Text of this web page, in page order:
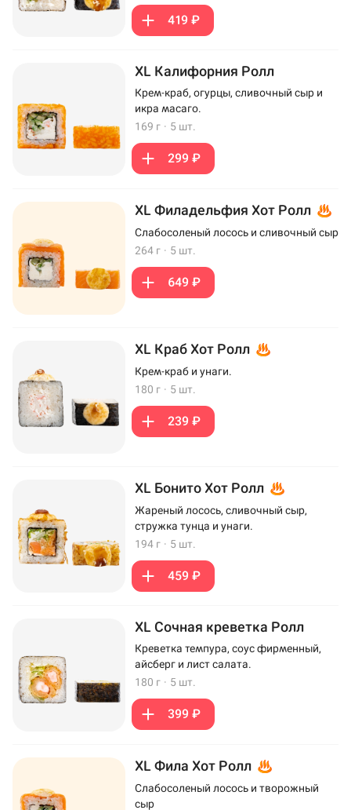
419 ₽
XL Калифорния Ролл
Крем-краб, огурцы, сливочный сыр и
икра масаго.
169 г · 5 шт.
299 ₽
XL Филадельфия Хот Ролл
Слабосоленый лосось и сливочный сыр
264 г · 5 шт.
649 ₽
XL Краб Хот Ролл
Крем-краб и унаги.
180 г · 5 шт.
239 ₽
XL Бонито Хот Ролл
Жареный лосось, сливочный сыр,
стружка тунца и унаги.
194 г · 5 шт.
459 ₽
XL Сочная креветка Ролл
Креветка темпура, соус фирменный,
айсберг и лист салата.
180 г · 5 шт.
399 ₽
XL Фила Хот Ролл
Слабосоленый лосось и творожный
сыр